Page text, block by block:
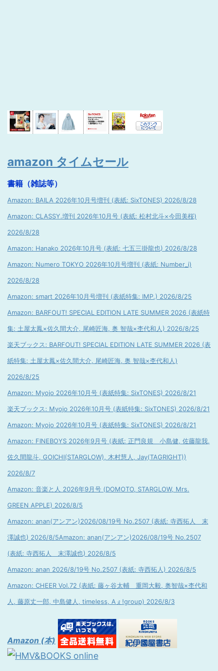
amazon タイムセール
書籍（雑誌等）
Amazon: BAILA 2026年10月号増刊 (表紙: SixTONES) 2026/8/28
Amazon: CLASSY.増刊 2026年10月号 (表紙: 松村北斗×今田美桜)
2026/8/28
Amazon: Hanako 2026年10月号 (表紙: 七五三掛龍也) 2026/8/28
Amazon: Numero TOKYO 2026年10月号増刊 (表紙: Number_i)
2026/8/28
Amazon: smart 2026年10月号増刊 (表紙特集: IMP.) 2026/8/25
Amazon: BARFOUT! SPECIAL EDITION LATE SUMMER 2026 (表紙特
集: 土屋太鳳×佐久間大介, 尾崎匠海, 奥 智哉×杢代和人) 2026/8/25
楽天ブックス: BARFOUT! SPECIAL EDITION LATE SUMMER 2026 (表
紙特集: 土屋太鳳×佐久間大介, 尾崎匠海, 奥 智哉×杢代和人)
2026/8/25
Amazon: Myojo 2026年10月号 (表紙特集: SixTONES) 2026/8/21
楽天ブックス: Myojo 2026年10月号 (表紙特集: SixTONES) 2026/8/21
Amazon: Myojo 2026年10月号 (表紙特集: SixTONES) 2026/8/21
Amazon: FINEBOYS 2026年9月号 (表紙: 正門良規 小島健, 佐藤龍我,
佐久間龍斗, GOICHI(STARGLOW), 木村慧人, Jay(TAGRIGHT))
2026/8/7
Amazon: 音楽と人 2026年9月号 (DOMOTO, STARGLOW, Mrs.
GREEN APPLE) 2026/8/5
Amazon: anan(アンアン)2026/08/19号 No.2507 (表紙: 寺西拓人 末
澤誠也) 2026/8/5Amazon: anan(アンアン)2026/08/19号 No.2507
(表紙: 寺西拓人 末澤誠也) 2026/8/5
Amazon: anan 2026/8/19号 No.2507 (表紙: 寺西拓人) 2026/8/5
Amazon: CHEER Vol.72 (表紙: 藤ヶ谷太輔 重岡大毅, 奥智哉×杢代和
人, 藤原丈一郎, 中島健人, timeless, Aぇ!group) 2026/8/3
Amazon (本)